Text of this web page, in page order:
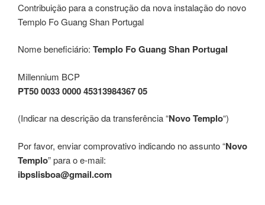
Contribuição para a construção da nova instalação do novo
Templo Fo Guang Shan Portugal
Nome beneficiário: Templo Fo Guang Shan Portugal
Millennium BCP
PT50 0033 0000 45313984367 05
(Indicar na descrição da transferência “Novo Templo“)
Por favor, enviar comprovativo indicando no assunto “Novo
Templo” para o e-mail:
ibpslisboa@gmail.com